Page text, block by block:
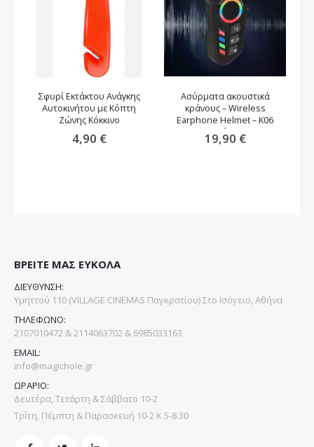
Σφυρί Εκτάκτου Ανάγκης
Αυτοκινήτου με Κόπτη
Ζώνης Κόκκινο
4,90 €
Ασύρματα ακουστικά
κράνους – Wireless
Earphone Helmet – K06
μαύρο
19,90 €
ΒΡΕΙΤΕ ΜΑΣ ΕΥΚΟΛΑ
ΔΙΕΥΘΥΝΣΗ:
Υμηττού 110 (VILLAGE CINEMAS Παγκρατίου) Στο Ισόγειο, Αθήνα
ΤΗΛΕΦΩΝΟ:
2107010472 & 2114063702 & 6985033163
EMAIL:
info@magichole.gr
ΩΡΑΡΙΟ:
Δευτέρα, Τετάρτη & Σάββατο 10-2
Τρίτη, Πέμπτη & Παρασκευή 10-2 Κ 5-8.30